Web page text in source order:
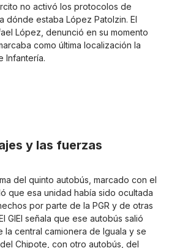
no activó los protocolos de
dónde estaba López Patolzin. El
López, denunció en su momento
como última localización la
Infantería.
y las fuerzas
del quinto autobús, marcado con el
que esa unidad había sido ocultada
por parte de la PGR y de otras
GIEI señala que ese autobús salió
la central camionera de Iguala y se
Chipote, con otro autobús, del